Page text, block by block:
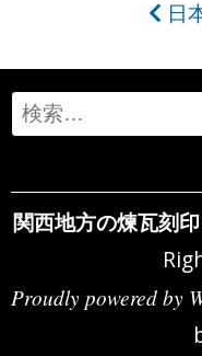
ビ
ゲ
ー
シ
ョ
日
Search
for:
関西地方の煉瓦刻印
Proudly powered by